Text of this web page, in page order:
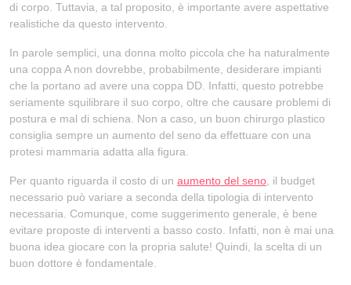
di corpo. Tuttavia, a tal proposito, è importante avere aspettative
realistiche da questo intervento.
In parole semplici, una donna molto piccola che ha naturalmente
una coppa A non dovrebbe, probabilmente, desiderare impianti
che la portano ad avere una coppa DD. Infatti, questo potrebbe
seriamente squilibrare il suo corpo, oltre che causare problemi di
postura e mal di schiena. Non a caso, un buon chirurgo plastico
consiglia sempre un aumento del seno da effettuare con una
protesi mammaria adatta alla figura.
Per quanto riguarda il costo di un aumento del seno , il budget
necessario può variare a seconda della tipologia di intervento
necessaria. Comunque, come suggerimento generale, è bene
evitare proposte di interventi a basso costo. Infatti, non è mai una
buona idea giocare con la propria salute! Quindi, la scelta di un
buon dottore è fondamentale.